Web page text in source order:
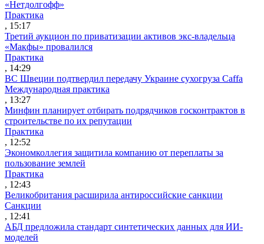
«Нетдолгофф»
Практика
, 15:17
Третий аукцион по приватизации активов экс-владельца
«Макфы» провалился
Практика
, 14:29
ВС Швеции подтвердил передачу Украине сухогруза Caffa
Международная практика
, 13:27
Минфин планирует отбирать подрядчиков госконтрактов в
строительстве по их репутации
Практика
, 12:52
Экономколлегия защитила компанию от переплаты за
пользование землей
Практика
, 12:43
Великобритания расширила антироссийские санкции
Санкции
, 12:41
АБД предложила стандарт синтетических данных для ИИ-
моделей